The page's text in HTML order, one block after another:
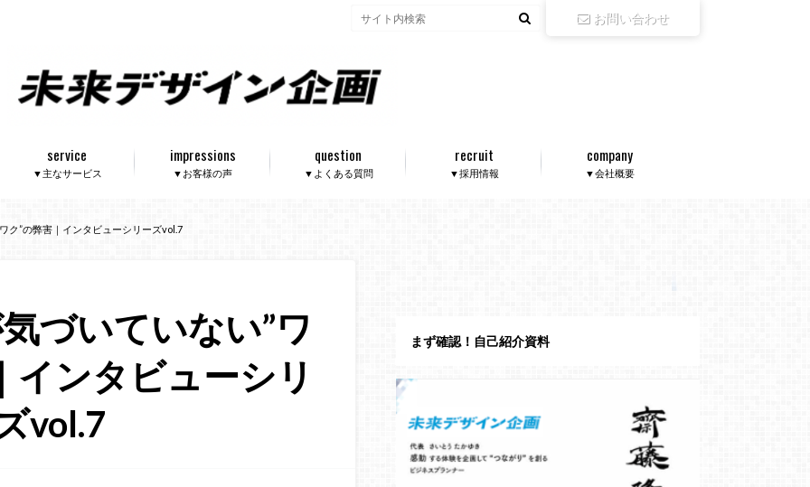
お問い合わせ
▼主なサービス
service
▼お客様の声
impressions
▼よくある質問
question
▼採用情報
recruit
▼会社概要
company
ク”の弊害｜インタビューシリーズvol.7
づいていない”ワ
インタビューシリ
vol.7
まず確認！自己紹介資料